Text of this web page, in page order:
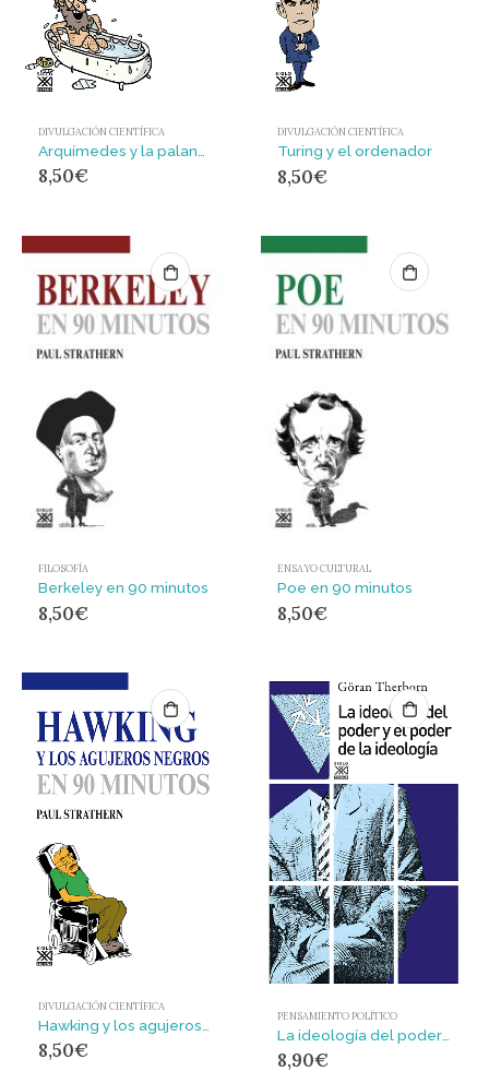
DIVULGACIÓN CIENTÍFICA
8,50€
DIVULGACIÓN CIENTÍFICA
Turing y el ordenador
8,50€
FILOSOFÍA
Berkeley en 90 minutos
8,50€
ENSAYO CULTURAL
Poe en 90 minutos
8,50€
DIVULGACIÓN CIENTÍFICA
8,50€
PENSAMIENTO POLÍTICO
8,90€